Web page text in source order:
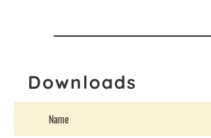
Downloads
Name